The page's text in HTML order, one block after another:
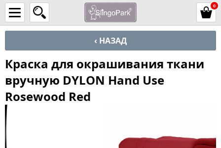
0
‹ НАЗАД
Краска для окрашивания ткани
вручную DYLON Hand Use
Rosewood Red